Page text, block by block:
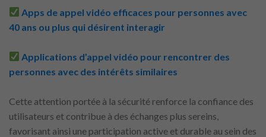
Apps de appel vidéo efficaces pour personnes avec
40 ans ou plus qui désirent interagir
Applications d’appel vidéo pour rencontrer des
personnes avec des intérêts similaires
Cette attention portée à la sécurité renforce la confiance des
utilisateurs et contribue à des échanges plus sereins,
favorisant ainsi une participation active et durable au sein des